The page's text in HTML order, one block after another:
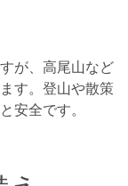
が、高尾山など
す。登山や散策
安全です。